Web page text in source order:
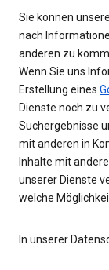
Sie können
nach
anderen zu
Wenn Sie uns
Erstellung eines
Dienste noch zu
Suchergebnisse
mit anderen in
Inhalte mit
unserer Dienste
welche
In unserer